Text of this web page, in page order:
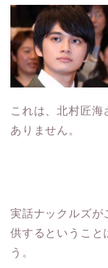
これは、北村匠海
ありません。
実話ナックルズが
供するということ
う。